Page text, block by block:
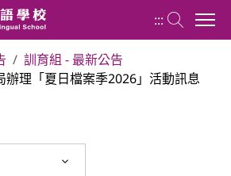
訓育組 - 最新公告
辦理「夏日檔案季2026」活動訊息
:::